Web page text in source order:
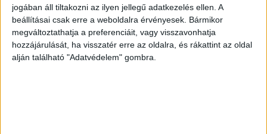
jogában áll tiltakozni az ilyen jellegű adatkezelés ellen. A
beállításai csak erre a weboldalra érvényesek. Bármikor
megváltoztathatja a preferenciáit, vagy visszavonhatja
hozzájárulását, ha visszatér erre az oldalra, és rákattint az oldal
alján található "Adatvédelem" gombra.
Modern vasutat álmodtak meg
„A távlati cél a Balaton teljes
körbejárhatóságának megteremtése